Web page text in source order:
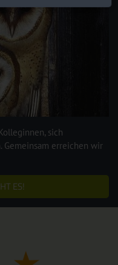
sich
Gemeinsam erreichen wir
ES!